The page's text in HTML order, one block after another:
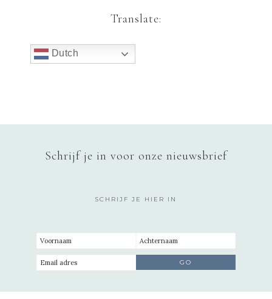
Translate:
Dutch
Schrijf je in voor onze nieuwsbrief
SCHRIJF JE HIER IN